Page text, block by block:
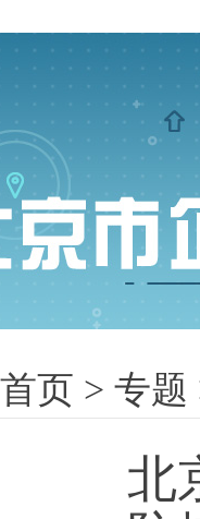
首页 > 专题
北